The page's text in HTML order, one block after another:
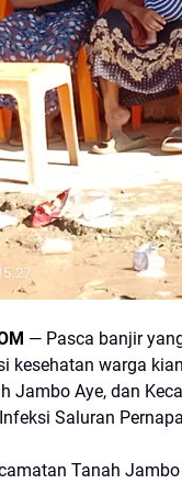
— Pasca banjir
kesehatan warga
Jambo Aye, dan
Saluran
Tanah